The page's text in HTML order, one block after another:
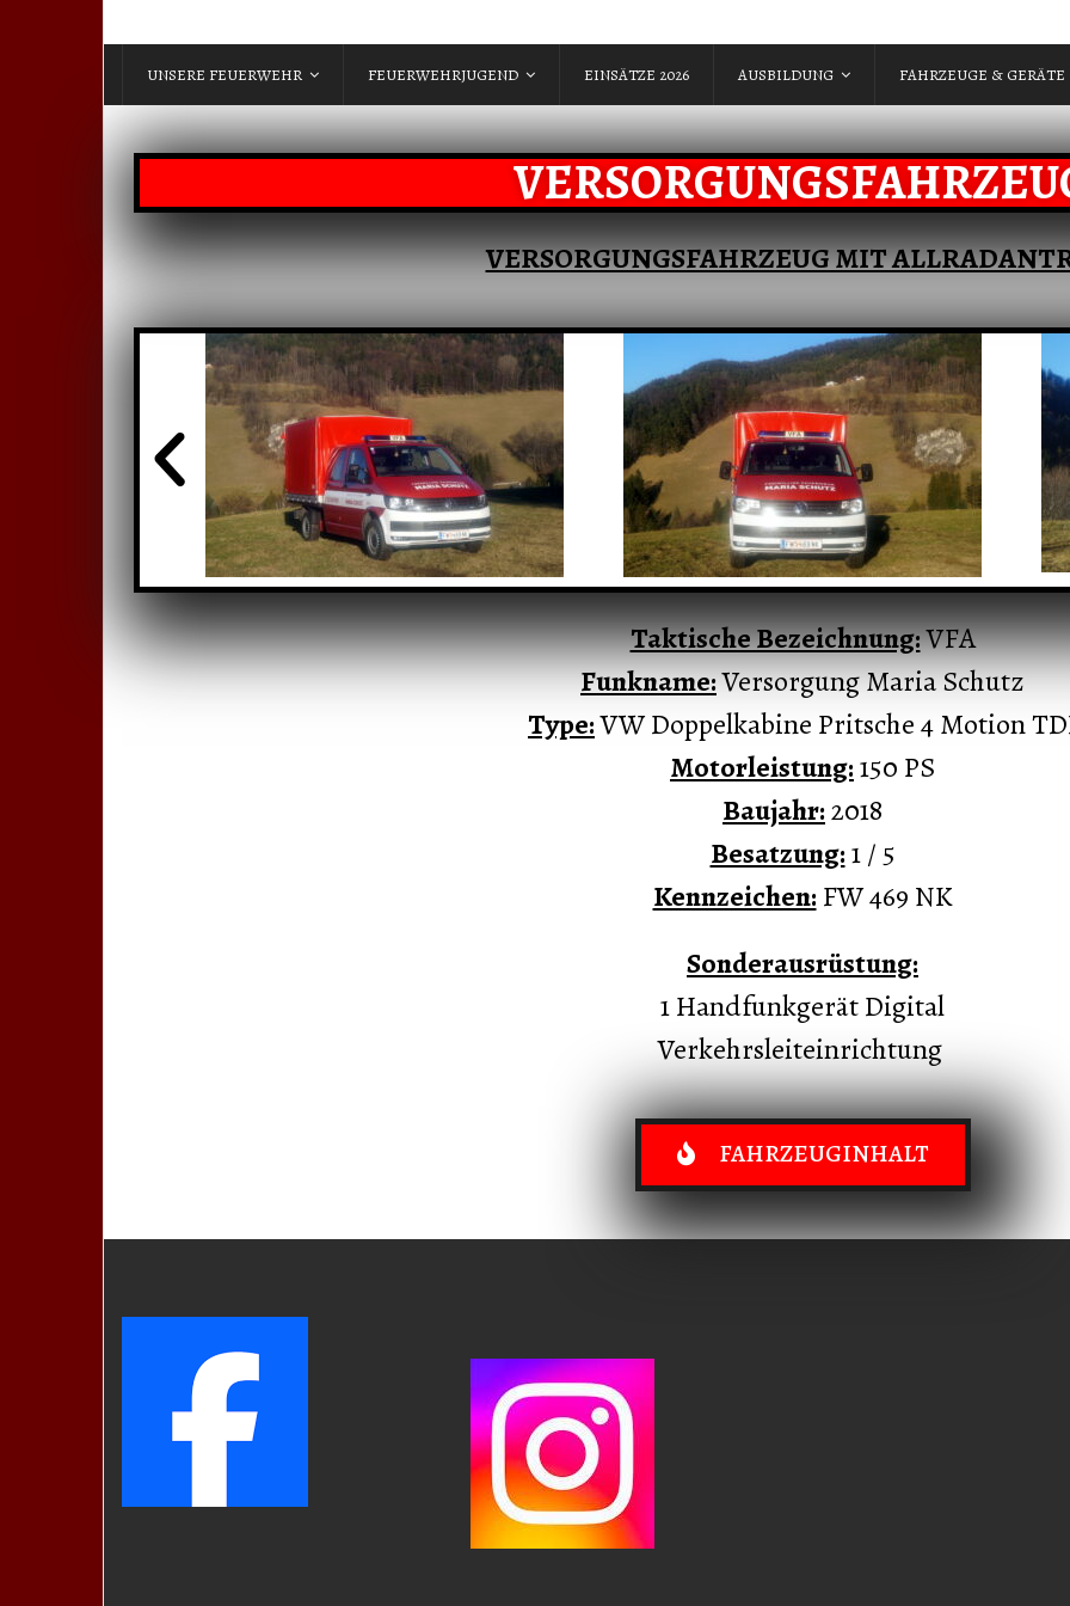
UNSERE FEUERWEHR FEUERWEHRJUGEND EINSÄTZE 2026 AUSBILDUNG FAHRZEUGE & GERÄTE
VERSORGUNGSFAHRZEUG MIT
Taktische Bezeichnung:VFA
Funkname:Versorgung Maria Schutz
Type:VW Doppelkabine Pritsche 4 Motion
Motorleistung:150 PS
Baujahr:2018
Besatzung:1 / 5
Kennzeichen: FW 469 NK
Sonderausrüstung:
1 Handfunkgerät Digital
Verkehrsleiteinrichtung
FAHRZEUGINHALT